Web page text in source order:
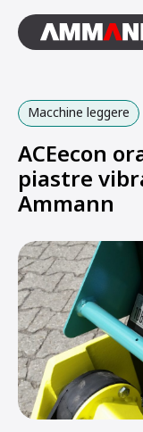
Macchine leggere
ACEecon
piastre
Ammann